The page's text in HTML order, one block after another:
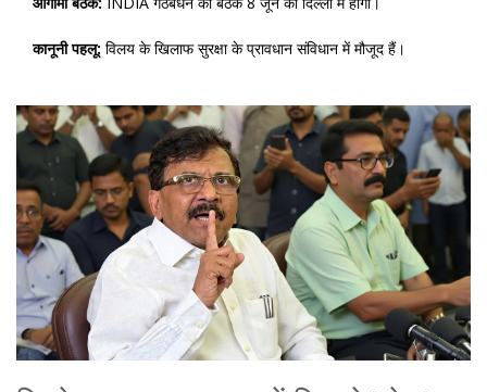
कानूनी पहलू: विलय के खिलाफ सुरक्षा के प्रावधान संविधान में मौजूद हैं।